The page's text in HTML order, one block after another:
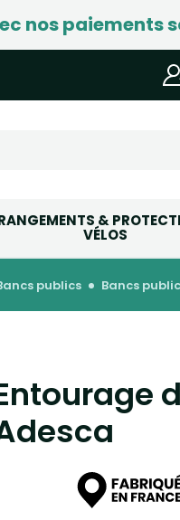
nos paiements
&
VÉLOS
bancs publics bancs